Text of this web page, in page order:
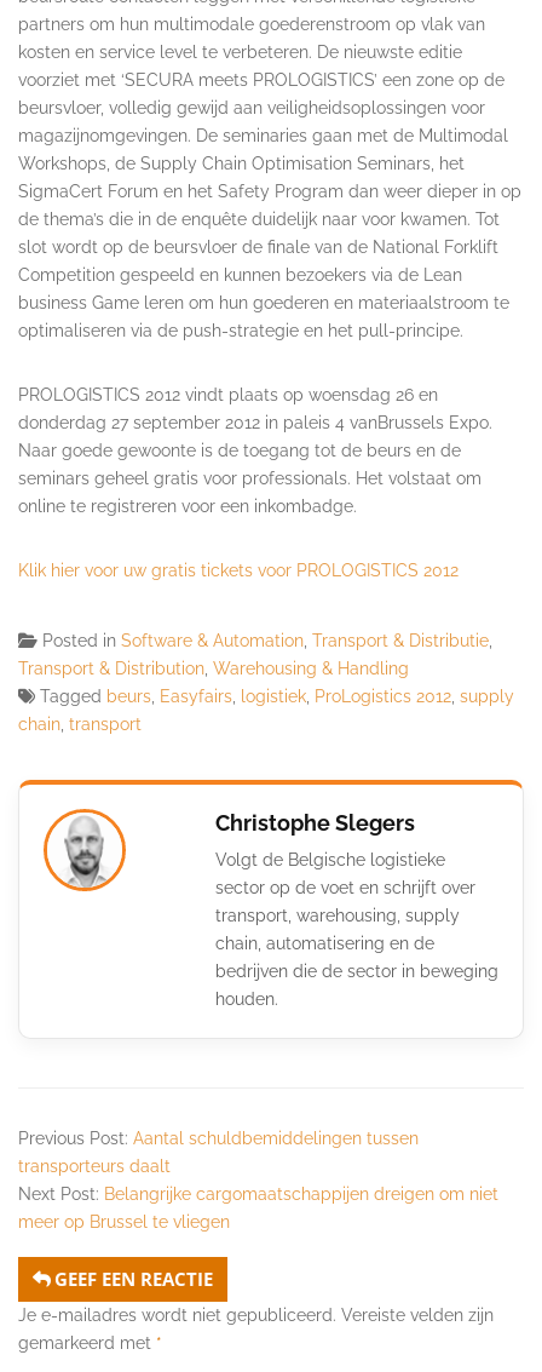
partners om hun multimodale goederenstroom op vlak van
kosten en service level te verbeteren. De nieuwste editie
voorziet met ‘SECURA meets PROLOGISTICS’ een zone op de
beursvloer, volledig gewijd aan veiligheidsoplossingen voor
magazijnomgevingen. De seminaries gaan met de Multimodal
Workshops, de Supply Chain Optimisation Seminars, het
SigmaCert Forum en het Safety Program dan weer dieper in op
de thema’s die in de enquête duidelijk naar voor kwamen. Tot
slot wordt op de beursvloer de finale van de National Forklift
Competition gespeeld en kunnen bezoekers via de Lean
business Game leren om hun goederen en materiaalstroom te
optimaliseren via de push-strategie en het pull-principe.
PROLOGISTICS 2012 vindt plaats op woensdag 26 en
donderdag 27 september 2012 in paleis 4 vanBrussels Expo.
Naar goede gewoonte is de toegang tot de beurs en de
seminars geheel gratis voor professionals. Het volstaat om
online te registreren voor een inkombadge.
Klik hier voor uw gratis tickets voor PROLOGISTICS 2012
Posted in Software & Automation Transport & Distributie
Transport & Distribution Warehousing & Handling
Tagged beurs Easyfairs logistiek ProLogistics 2012 supply
chain transport
Christophe Slegers
Volgt de Belgische logistieke
sector op de voet en schrijft over
transport, warehousing, supply
chain, automatisering en de
bedrijven die de sector in beweging
houden.
Previous Post: Aantal schuldbemiddelingen tussen
transporteurs daalt
Next Post: Belangrijke cargomaatschappijen dreigen om niet
meer op Brussel te vliegen
GEEF EEN REACTIE
Je e-mailadres wordt niet gepubliceerd. Vereiste velden zijn
gemarkeerd met *